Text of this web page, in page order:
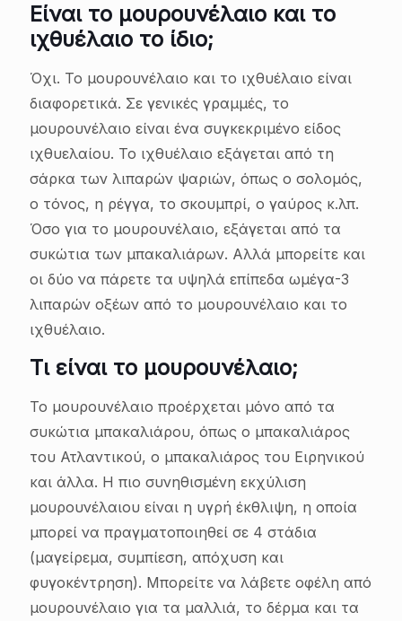
Είναι το μουρουνέλαιο και το
ιχθυέλαιο το ίδιο;
Όχι. Το μουρουνέλαιο και το ιχθυέλαιο είναι
διαφορετικά. Σε γενικές γραμμές, το
μουρουνέλαιο είναι ένα συγκεκριμένο είδος
ιχθυελαίου. Το ιχθυέλαιο εξάγεται από τη
σάρκα των λιπαρών ψαριών, όπως ο σολομός,
ο τόνος, η ρέγγα, το σκουμπρί, ο γαύρος κ.λπ.
Όσο για το μουρουνέλαιο, εξάγεται από τα
συκώτια των μπακαλιάρων. Αλλά μπορείτε και
οι δύο να πάρετε τα υψηλά επίπεδα ωμέγα-3
λιπαρών οξέων από το μουρουνέλαιο και το
ιχθυέλαιο.
Τι είναι το μουρουνέλαιο;
Το μουρουνέλαιο προέρχεται μόνο από τα
συκώτια μπακαλιάρου, όπως ο μπακαλιάρος
του Ατλαντικού, ο μπακαλιάρος του Ειρηνικού
και άλλα. Η πιο συνηθισμένη εκχύλιση
μουρουνέλαιου είναι η υγρή έκθλιψη, η οποία
μπορεί να πραγματοποιηθεί σε 4 στάδια
(μαγείρεμα, συμπίεση, απόχυση και
φυγοκέντρηση). Μπορείτε να λάβετε οφέλη από
μουρουνέλαιο για τα μαλλιά, το δέρμα και τα